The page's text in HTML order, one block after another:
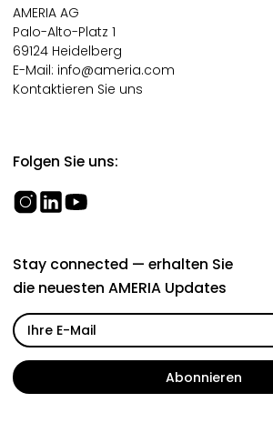
AMERIA AG
Palo-Alto-Platz 1
69124 Heidelberg
E-Mail: info@ameria.com
Kontaktieren Sie uns
Folgen Sie uns:
Stay connected — erhalten Sie
die neuesten AMERIA Updates